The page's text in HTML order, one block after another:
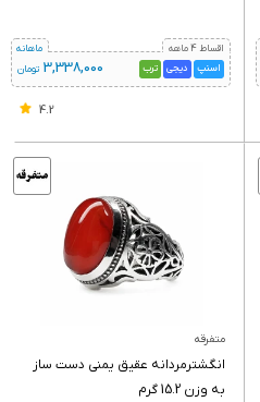
اقساط 4 ماهه
اسنپ
دیجی ترب 3,338,000 تومان
ماهانه
4.2
متفرقه
انگشترمردانه عقیق یمنی دست ساز
به وزن 15.2 گرم